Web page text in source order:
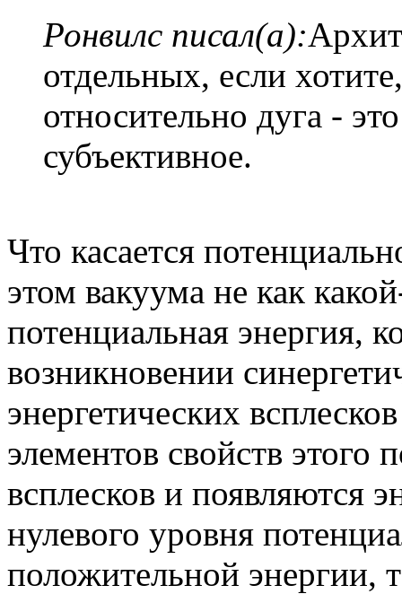
Ронвилс писал(а):
отдельных, если
относительно дуга -
субъективное.
Что касается
этом вакуума не как
потенциальная энергия,
возникновении
энергетических
элементов свойств этого
всплесков и появляются
нулевого уровня
положительной энергии,